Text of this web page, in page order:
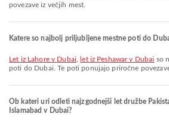
povezave iz večjih mest.
Katere so najbolj priljubljene mestne poti do
let iz Lahore v Dubai let iz Peshawar v Dubai so
poti do Dubai. Te poti ponujajo priročne
Ob kateri uri odleti najzgodnejši let družbe
Islamabad v Dubai?